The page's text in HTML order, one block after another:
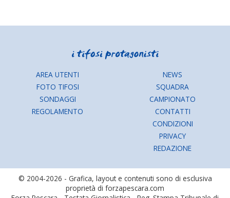
AREA UTENTI
FOTO TIFOSI
SONDAGGI
REGOLAMENTO
NEWS
SQUADRA
CAMPIONATO
CONTATTI
CONDIZIONI
PRIVACY
REDAZIONE
© 2004-2026 - Grafica, layout e contenuti sono di esclusiva
proprietà di forzapescara.com